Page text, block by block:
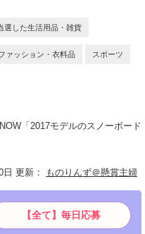
選した生活用品・雑貨
ァッション・衣料品 スポーツ
「2017モデルのスノーボード
日 更新 ： ものりんず＠懸賞主婦
【全て】毎日応募